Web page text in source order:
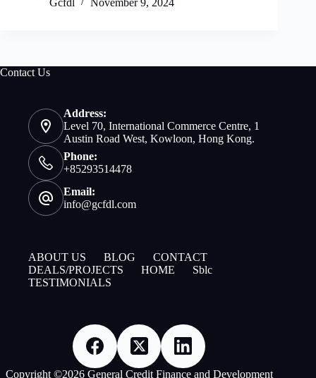
Gcfdl
November 9, 2024
Contact Us
Address:
Level 70, International Commerce Centre, 1
Austin Road West, Kowloon, Hong Kong.
Phone:
+85293514478
Email:
info@gcfdl.com
ABOUT US BLOG
CONTACT
DEALS/PROJECTS
HOME
Sblc
TESTIMONIALS
Copyright ©2026 General Credit Finance and Development